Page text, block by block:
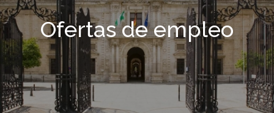
Ofertas de empleo